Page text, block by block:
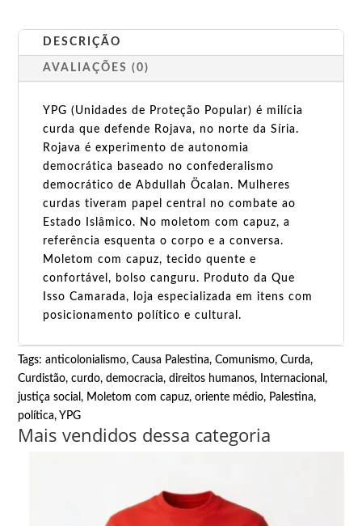
DESCRIÇÃO
AVALIAÇÕES (0)
YPG (Unidades de Proteção Popular) é milícia
curda que defende Rojava, no norte da Síria.
Rojava é experimento de autonomia
democrática baseado no confederalismo
democrático de Abdullah Öcalan. Mulheres
curdas tiveram papel central no combate ao
Estado Islâmico. No moletom com capuz, a
referência esquenta o corpo e a conversa.
Moletom com capuz, tecido quente e
confortável, bolso canguru. Produto da Que
Isso Camarada, loja especializada em itens com
posicionamento político e cultural.
Tags:anticolonialismo,Causa Palestina,Comunismo,Curda,
Curdistão,curdo,democracia,direitos humanos, Internacional,
justiça social, Moletom com capuz,oriente médio, Palestina,
política,YPG
Mais vendidos dessa categoria